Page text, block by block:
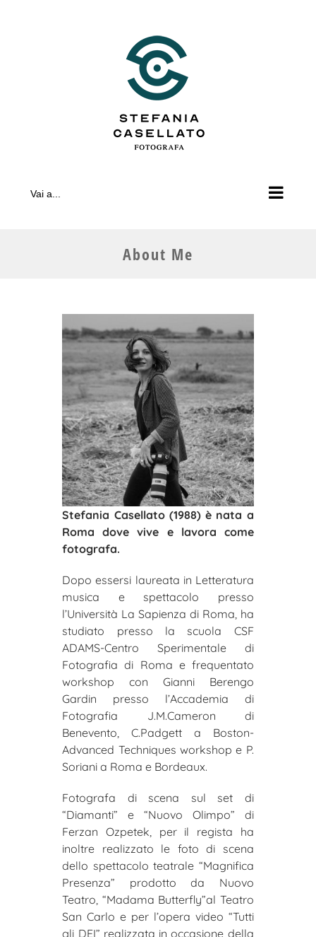
Vai a...
About Me
Stefania Casellato (1988) è nata a
Roma dove vive e lavora come
fotografa.
Dopo essersi laureata in Letteratura
musica e spettacolo presso
l’Università La Sapienza di Roma, ha
studiato presso la scuola CSF
ADAMS-Centro Sperimentale di
Fotografia di Roma e frequentato
workshop con Gianni Berengo
Gardin presso l’Accademia di
Fotografia J.M.Cameron di
Benevento, C.Padgett a Boston-
Advanced Techniques workshop e P.
Soriani a Roma e Bordeaux.
Fotografa di scena sul set di
“Diamanti” e “Nuovo Olimpo” di
Ferzan Ozpetek, per il regista ha
inoltre realizzato le foto di scena
dello spettacolo teatrale “Magnifica
Presenza” prodotto da Nuovo
Teatro, “Madama Butterfly”al Teatro
San Carlo e per l’opera video “Tutti
gli DEI” realizzata in occasione della